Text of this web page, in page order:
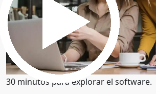
Obtenga una demostración
30 minutos para explorar el software.